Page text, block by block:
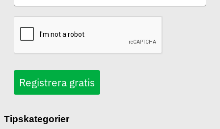
Registrera gratis
Tipskategorier